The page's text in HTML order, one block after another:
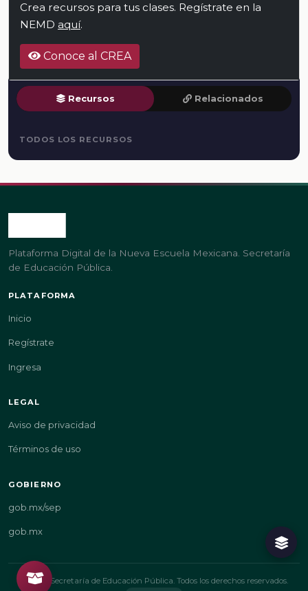
Crea recursos para tus clases. Regístrate en la
NEMD aquí.
Conoce al CREA
Recursos Relacionados
TODOS LOS RECURSOS
Plataforma Digital de la Nueva Escuela Mexicana. Secretaría
de Educación Pública.
PLATAFORMA
Inicio
Regístrate
Ingresa
LEGAL
Aviso de privacidad
Términos de uso
GOBIERNO
gob.mx/sep
gob.mx
© 2026 Secretaría de Educación Pública. Todos los derechos reservados.